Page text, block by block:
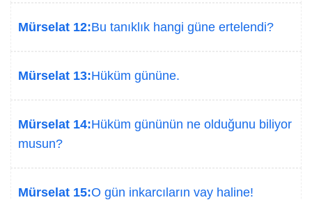
Mürselat 12:Bu tanıklık hangi güne ertelendi?
Mürselat 13:Hüküm gününe.
Mürselat 14:Hüküm gününün ne olduğunu biliyor
musun?
Mürselat 15:O gün inkarcıların vay haline!